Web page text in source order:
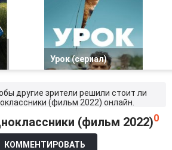
Урок (сериал)
другие зрители решили стоит ли
(фильм 2022) онлайн.
(фильм 2022)0
КОММЕНТИРОВАТЬ